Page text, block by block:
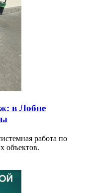
в Лобне
работа по
объектов.